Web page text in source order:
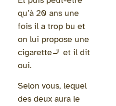
qu’à 20 ans une
fois il a trop bu et
on lui propose une
cigarette🚬 et il dit
oui.
Selon vous, lequel
des deux aura le